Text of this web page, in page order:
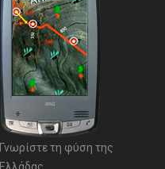
Γνωρίστε τη φύση της